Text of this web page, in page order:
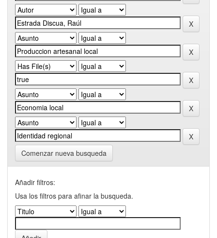
Comenzar nueva busqueda
Añadir filtros:
Usa los filtros para afinar la busqueda.